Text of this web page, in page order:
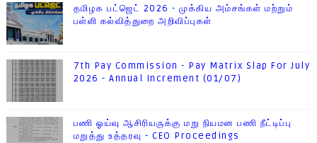
தமிழக பட்ஜெட் 2026 - முக்கிய அம்சங்கள் மற்றும்
பள்ளி கல்வித்துறை அறிவிப்புகள்
7th Pay Commission - Pay Matrix Slap For July
2026 - Annual Increment (01/07)
பணி ஓய்வு ஆசிரியருக்கு மறு நியமன பணி நீட்டிப்பு
மறுத்து உத்தரவு - CEO Proceedings